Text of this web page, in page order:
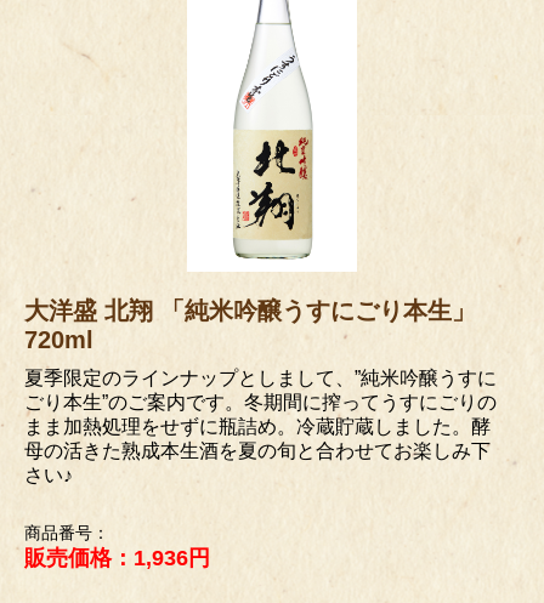
大洋盛 北翔 「純米吟醸うすにごり本生」
720ml
夏季限定のラインナップとしまして、”純米吟醸うすに
ごり本生”のご案内です。冬期間に搾ってうすにごりの
まま加熱処理をせずに瓶詰め。冷蔵貯蔵しました。酵
母の活きた熟成本生酒を夏の旬と合わせてお楽しみ下
さい♪
商品番号：
販売価格：1,936円